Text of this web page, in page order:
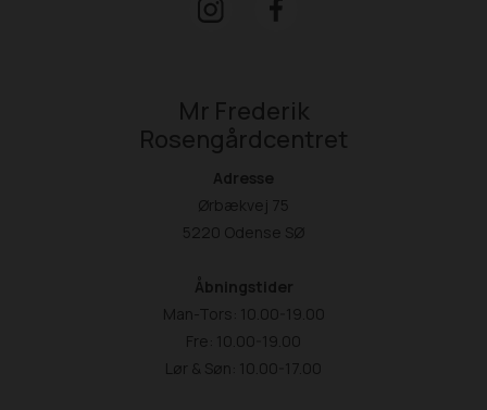
Mr Frederik
Rosengårdcentret
Adresse
Ørbækvej 75
5220 Odense SØ
Åbningstider
Man-Tors: 10.00-19.00
Fre: 10.00-19.00
Lør & Søn: 10.00-17.00